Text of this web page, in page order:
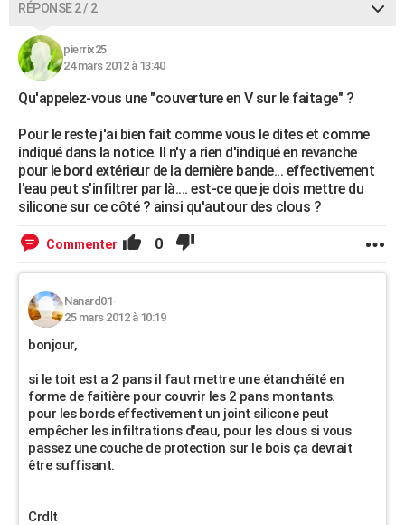
RÉPONSE 2 / 2
pierrix25
24 mars 2012 à 13:40
Qu'appelez-vous une "couverture en V sur le faitage" ?
Pour le reste j'ai bien fait comme vous le dites et comme
indiqué dans la notice. Il n'y a rien d'indiqué en revanche
pour le bord extérieur de la dernière bande... effectivement
l'eau peut s'infiltrer par là.... est-ce que je dois mettre du
silicone sur ce côté ? ainsi qu'autour des clous ?
Commenter 0
Nanard01-
25 mars 2012 à 10:19
bonjour,
si le toit est a 2 pans il faut mettre une étanchéité en
forme de faitière pour couvrir les 2 pans montants.
pour les bords effectivement un joint silicone peut
empêcher les infiltrations d'eau, pour les clous si vous
passez une couche de protection sur le bois ça devrait
être suffisant.
Crdlt